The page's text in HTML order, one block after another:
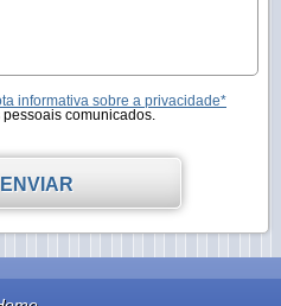
informativa sobre a privacidade*
comunicados.
ENVIAR